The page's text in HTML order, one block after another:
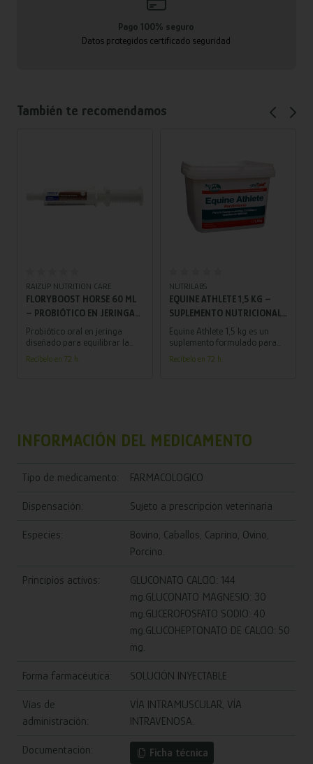
Pago 100% seguro
Datos protegidos certificado seguridad
También te recomendamos
RAIZUP NUTRITION CARE
FLORYBOOST HORSE 60 ML
– PROBIÓTICO EN JERINGA
PARA CABALLOS, MEJORA
DIGESTIÓN Y FLORA
INTESTINAL
Probiótico oral en jeringa
diseñado para equilibrar la
flora intestinal, mejorar la
digestión y reforzar el sistema
Recíbelo en 72 h.
NUTRILABS
EQUINE ATHLETE 1,5 KG –
SUPLEMENTO NUTRICIONAL
PARA CABALLOS
DEPORTISTAS Y DE ALTO
RENDIMIENTO
Equine Athlete 1,5 kg es un
suplemento formulado para
caballos atletas que necesitan
mejorar su resistencia,
Recíbelo en 72 h.
INFORMACIÓN DEL MEDICAMENTO
Tipo de medicamento: FARMACOLOGICO
Dispensación: Sujeto a prescripción veterinaria
Especies:
Bovino, Caballos, Caprino, Ovino,
Porcino.
Principios activos:
GLUCONATO CALCIO: 144
mg.GLUCONATO MAGNESIO: 30
mg.GLICEROFOSFATO SODIO: 40
mg.GLUCOHEPTONATO DE CALCIO: 50
mg.
Forma farmacéutica: SOLUCIÓN INYECTABLE
Vías de
administración:
VÍA INTRAMUSCULAR, VÍA
INTRAVENOSA.
Documentación:
Ficha técnica